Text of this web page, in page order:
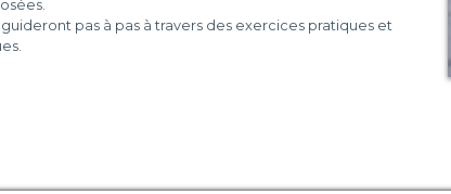
pas à pas à travers des exercices pratiques et